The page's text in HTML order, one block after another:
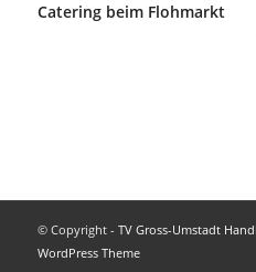
Catering beim Flohmarkt
© Copyright - TV Gross-Umstadt
WordPress Theme